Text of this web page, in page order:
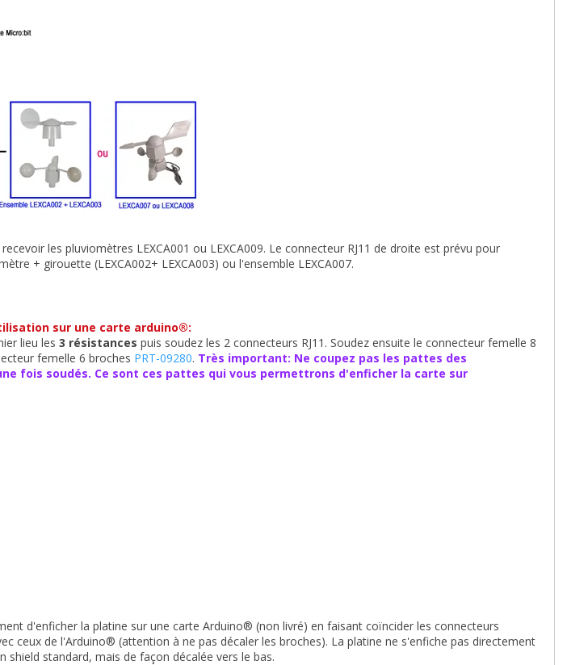
les pluviomètres LEXCA001 ou LEXCA009. Le connecteur RJ11 de droite est prévu pour
+ girouette (LEXCA002+ LEXCA003) ou l'ensemble LEXCA007.
sur une carte arduino®:
lieu les 3 résistances puis soudez les 2 connecteurs RJ11. Soudez ensuite le connecteur femelle 8
femelle 6 broches PRT-09280. Très important: Ne coupez pas les pattes des
fois soudés. Ce sont ces pattes qui vous permettrons d'enficher la carte sur
d'enficher la platine sur une carte Arduino® (non livré) en faisant coïncider les connecteurs
ceux de l'Arduino® (attention à ne pas décaler les broches). La platine ne s'enfiche pas directement
standard, mais de façon décalée vers le bas.